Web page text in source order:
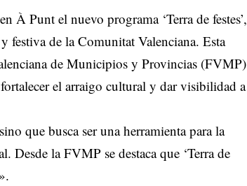
À Punt el nuevo programa ‘Terra de festes’,
festiva de la Comunitat Valenciana. Esta
de Municipios y Provincias (FVMP)
el arraigo cultural y dar visibilidad a
que busca ser una herramienta para la
la FVMP se destaca que ‘Terra de